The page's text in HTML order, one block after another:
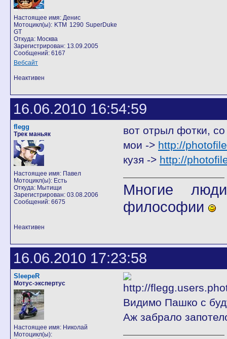
Настоящее имя: Денис
Мотоцикл(ы): KTM 1290 SuperDuke
GT
Откуда: Москва
Зарегистрирован: 13.09.2005
Сообщений: 6167
Вебсайт
Неактивен
16.06.2010 16:54:59
flegg
Трек маньяк
Настоящее имя: Павел
Мотоцикл(ы): Есть
Откуда: Мытищи
Зарегистрирован: 03.08.2006
Сообщений: 6675
вот отрыл фотки, со
мои -> http://
кузя -> http://
Многие
философии
Неактивен
16.06.2010 17:23:58
SleepeR
Мотус-экспертус
Настоящее имя: Николай
Мотоцикл(ы):
Видимо Пашко с
Аж забрало